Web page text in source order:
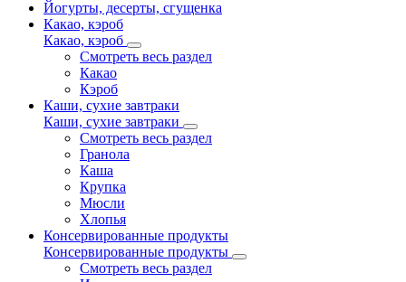
Йогурты, десерты, сгущенка
Какао, кэроб
Какао, кэроб
Смотреть весь раздел
Какао
Кэроб
Каши, сухие завтраки
Каши, сухие завтраки
Смотреть весь раздел
Гранола
Каша
Крупка
Мюсли
Хлопья
Консервированные продукты
Консервированные продукты
Смотреть весь раздел